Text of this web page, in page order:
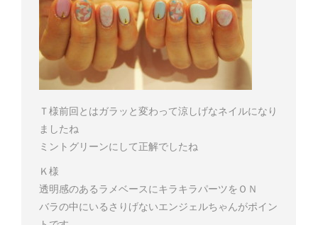
Ｔ様前回とはガラッと変わって涼しげなネイルになり
ましたね
ミントグリーンにして正解でしたね
Ｋ様
透明感のあるラメベースにキラキラパーツをＯＮ
バラの中にいるさりげないエンジェルちゃんがポイン